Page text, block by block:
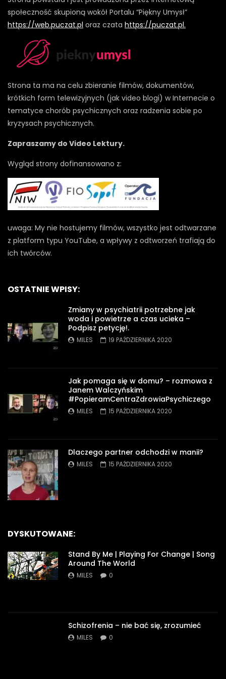
społeczność skupioną wokół Portalu “Piękny Umysł”
https://web.puczat.pl oraz czata https://puczat.pl.
Strona ta ma na celu zbieranie filmów, dokumentów,
krótkich form telewizyjnych (jak video blogi) w Internecie o
tematyce chorób psychicznych oraz radzenia sobie po
kryzysach psychicznych.
Zapraszamy do Video Lektury.
Wygląd strony dofinansowano z:
uwaga: My nie hostujemy filmów, wszystko jest odtwarzane
z platform typu YouTube, a wpływy z odtworzeń trafiają do
ich twórców.
OSTATNIE WPISY:
Zmiany w psychiatrii potrzebne jak
woda i powietrze a czas ucieka –
Podpisz petycję!.
MILES 19 PAŹDZIERNIKA 2020
Jak pomaga się w domu? – rozmowa z
Janem Walczyńskim
#PopieramCentraZdrowiaPsychiczego
MILES 15 PAŹDZIERNIKA 2020
Dlaczego partner odchodzi w manii?
MILES 15 PAŹDZIERNIKA 2020
DYSKUTOWANE:
Stand By Me | Playing For Change | Song
Around The World
MILES 0
Schizofrenia – nie bać się, zrozumieć
MILES 0